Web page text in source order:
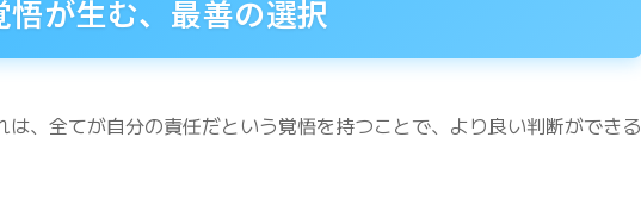
悟が生む、最善の選択
、全てが自分の責任だという覚悟を持つことで、より良い判断ができる